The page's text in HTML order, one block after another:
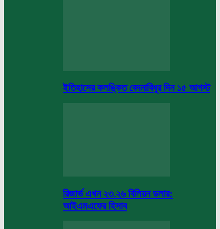
ইতিহাসের কলঙ্কিত বেদনাবিধুর দিন ১৫ আগস্ট
রিজার্ভ এখন ২৩.২৬ বিলিয়ন ডলার:
আইএমএফের হিসাব